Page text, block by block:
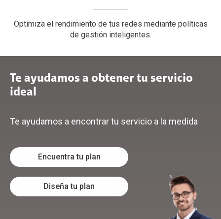
Optimiza el rendimiento de tus redes mediante políticas
de gestión inteligentes.
Te ayudamos a obtener tu servicio
ideal
Te ayudamos a encontrar tu servicio a la medida
Encuentra tu plan
Diseña tu plan